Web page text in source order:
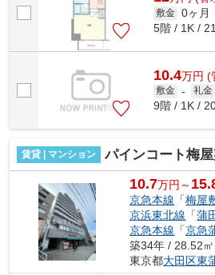
敷金 0ヶ月
5階 / 1K /
10.4万円 (
敷金 - 礼金
9階 / 1K /
賃貸 | マンション パインコート梅
10.7万円～
京急本線 「梅屋
京浜東北線 「蒲
京急本線 「京急
築34年 / 28.52
東京都大田区東